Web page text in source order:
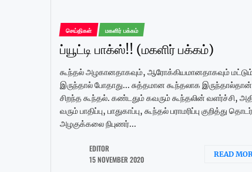
செய்திகள் மகளிர் பக்கம்
ப்யூட்டி பாக்ஸ்!! (மகளிர் பக்கம்)
கூந்தல் அழகானதாகவும், ஆரோக்கியமானதாகவும்
இருந்தால் போதாது... சுத்தமான கூந்தலாக இருந்தால்தான்
சிறந்த கூந்தல். கண்டதும் கவரும் கூந்தலின் வளர்ச்சி,
வரும் பாதிப்பு, பாதுகாப்பு, கூந்தல் பராமரிப்பு குறித்து
அழகுக்கலை நிபுணர்...
EDITOR
15 NOVEMBER 2020
READ